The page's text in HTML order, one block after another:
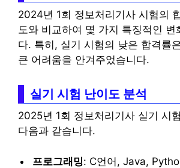
2024년 1회 정보처리기사 시험의
도와 비교하여 몇 가지 특징적인 변
다. 특히, 실기 시험의 낮은 합격률
큰 어려움을 안겨주었습니다.
실기 시험 난이도 분석
2025년 1회 정보처리기사 실기 시
다음과 같습니다.
프로그래밍: C언어, Java,